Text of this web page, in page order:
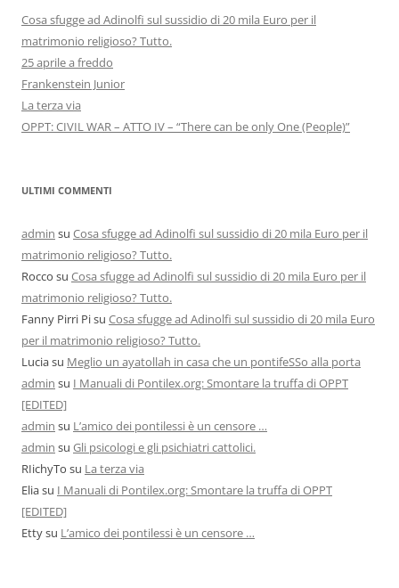
Cosa sfugge ad Adinolfi sul sussidio di 20 mila Euro per il
matrimonio religioso? Tutto.
25 aprile a freddo
Frankenstein Junior
La terza via
OPPT: CIVIL WAR – ATTO IV – “There can be only One (People)”
ULTIMI COMMENTI
admin su Cosa sfugge ad Adinolfi sul sussidio di 20 mila Euro per il
matrimonio religioso? Tutto.
Rocco su Cosa sfugge ad Adinolfi sul sussidio di 20 mila Euro per il
matrimonio religioso? Tutto.
Fanny Pirri Pisu Cosa sfugge ad Adinolfi sul sussidio di 20 mila Euro
per il matrimonio religioso? Tutto.
Luciasu Meglio un ayatollah in casa che un pontifeSSo alla porta
admin su I Manuali di Pontilex.org: Smontare la truffa di OPPT
[EDITED]
admin su L’amico dei pontilessi è un censore …
admin su Gli psicologi e gli psichiatri cattolici.
RIichyTo su La terza via
Eliasu I Manuali di Pontilex.org: Smontare la truffa di OPPT
[EDITED]
Ettysu L’amico dei pontilessi è un censore …